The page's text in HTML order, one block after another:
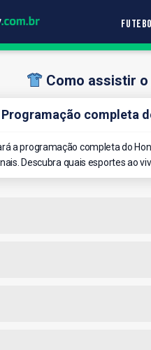
Como assistir o
Programação completa
a programação completa do
Descubra quais esportes ao